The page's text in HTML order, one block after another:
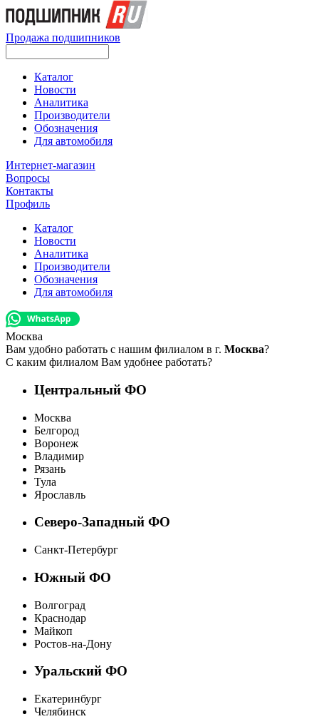
Продажа подшипников
Каталог
Новости
Аналитика
Производители
Обозначения
Для автомобиля
Интернет-магазин
Вопросы
Контакты
Профиль
Каталог
Новости
Аналитика
Производители
Обозначения
Для автомобиля
Москва
Вам удобно работать с нашим филиалом в г. Москва?
С каким филиалом Вам удобнее работать?
Центральный ФО
Москва
Белгород
Воронеж
Владимир
Рязань
Тула
Ярославль
Северо-Западный ФО
Санкт-Петербург
Южный ФО
Волгоград
Краснодар
Майкоп
Ростов-на-Дону
Уральский ФО
Екатеринбург
Челябинск